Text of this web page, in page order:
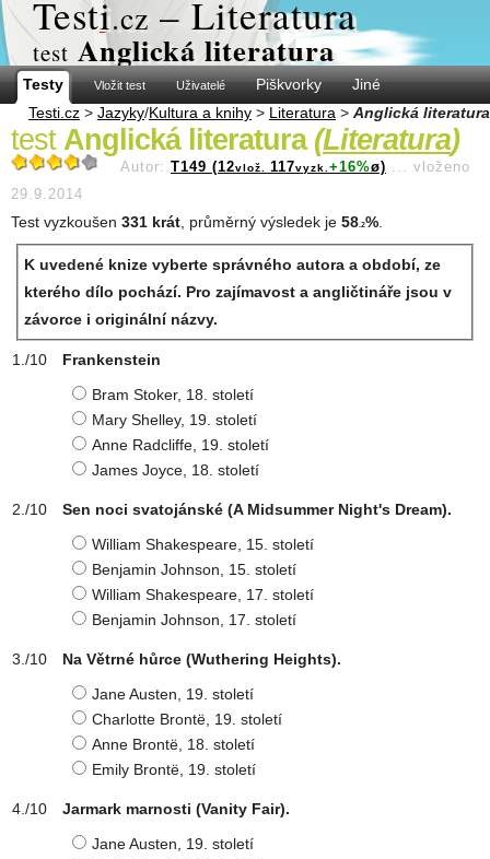
Testi.cz – Literatura
test Anglická literatura
Testy Vložit test Uživatelé Piškvorky
Jiné
Testi.cz > Jazyky/Kultura a knihy > Literatura > Anglická literatura
test Anglická literatura (Literatura)
Autor: T149 (12vlož. 117vyzk. +16%ø) ... vloženo
29.9.2014
Test vyzkoušen 331 krát , průměrný výsledek je 58 .2%
K uvedené knize vyberte správného autora a období, ze
kterého dílo pochází. Pro zajímavost a angličtináře jsou v
závorce i originální názvy.
Frankenstein
Bram Stoker, 18. století
Mary Shelley, 19. století
Anne Radcliffe, 19. století
James Joyce, 18. století
Sen noci svatojánské (A Midsummer Night's Dream).
William Shakespeare, 15. století
Benjamin Johnson, 15. století
William Shakespeare, 17. století
Benjamin Johnson, 17. století
Na Větrné hůrce (Wuthering Heights).
Jane Austen, 19. století
Charlotte Brontë, 19. století
Anne Brontë, 18. století
Emily Brontë, 19. století
Jarmark marnosti (Vanity Fair).
Jane Austen, 19. století